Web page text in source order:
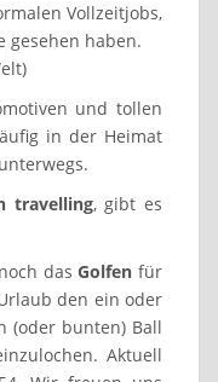
Vollzeitjobs,
gesehen haben.
und tollen
in der Heimat
travelling, gibt es
dasGolfen für
den ein oder
(oder bunten) Ball
Aktuell